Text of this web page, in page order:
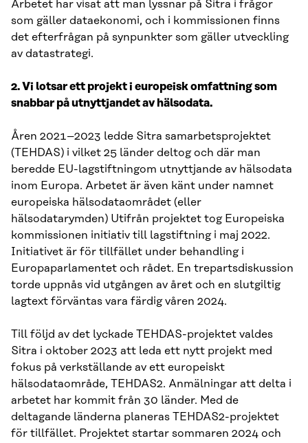
Arbetet har visat att man lyssnar på Sitra i frågor
som gäller dataekonomi, och i kommissionen finns
det efterfrågan på synpunkter som gäller utveckling
av datastrategi.
2. Vi lotsar ett projekt i europeisk omfattning som
snabbar på utnyttjandet av hälsodata.
Åren 2021–2023 ledde Sitra samarbetsprojektet
(TEHDAS) i vilket 25 länder deltog och där man
beredde EU-lagstiftningom utnyttjande av hälsodata
inom Europa. Arbetet är även känt under namnet
europeiska hälsodataområdet (eller
hälsodatarymden) Utifrån projektet tog Europeiska
kommissionen initiativ till lagstiftning i maj 2022.
Initiativet är för tillfället under behandling i
Europaparlamentet och rådet. En trepartsdiskussion
torde uppnås vid utgången av året och en slutgiltig
lagtext förväntas vara färdig våren 2024.
Till följd av det lyckade TEHDAS-projektet valdes
Sitra i oktober 2023 att leda ett nytt projekt med
fokus på verkställande av ett europeiskt
hälsodataområde, TEHDAS2. Anmälningar att delta i
arbetet har kommit från 30 länder. Med de
deltagande länderna planeras TEHDAS2-projektet
för tillfället. Projektet startar sommaren 2024 och